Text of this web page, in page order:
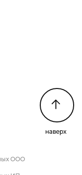
наверх
ООО